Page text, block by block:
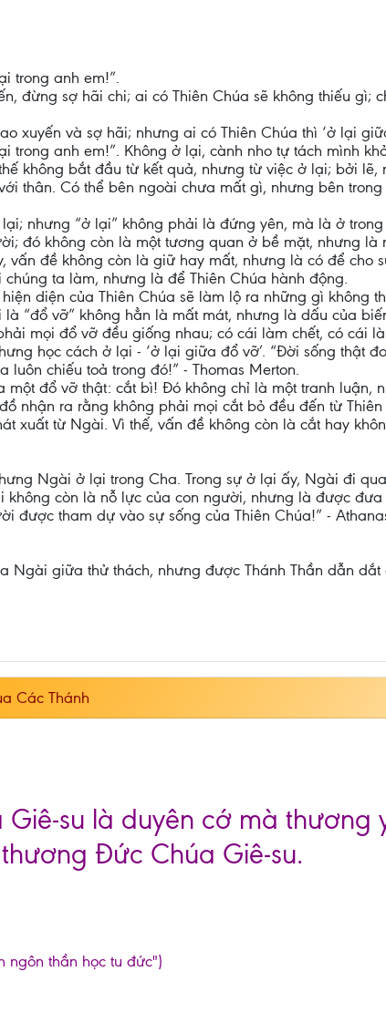
trong anh em!”.
đừng sợ hãi chi; ai có Thiên Chúa sẽ không thiếu gì;
xuyến và sợ hãi; nhưng ai có Thiên Chúa thì ‘ở lại
trong anh em!”. Không ở lại, cành nho tự tách mình
không bắt đầu từ kết quả, nhưng từ việc ở lại; bởi
thân. Có thể bên ngoài chưa mất gì, nhưng bên
nhưng “ở lại” không phải là đứng yên, mà là ở
đó không còn là một tương quan ở bề mặt, nhưng
vấn đề không còn là giữ hay mất, nhưng là có để cho
chúng ta làm, nhưng là để Thiên Chúa hành động.
diện của Thiên Chúa sẽ làm lộ ra những gì không
“đổ vỡ” không hẳn là mất mát, nhưng là dấu của
mọi đổ vỡ đều giống nhau; có cái làm chết, có cái
học cách ở lại - ‘ở lại giữa đổ vỡ’. “Đời sống thật
luôn chiếu toả trong đó!” - Thomas Merton.
một đổ vỡ thật: cắt bì! Đó không chỉ là một tranh luận,
nhận ra rằng không phải mọi cắt bỏ đều đến từ
xuất từ Ngài. Vì thế, vấn đề không còn là cắt hay
Ngài ở lại trong Cha. Trong sự ở lại ấy, Ngài đi
không còn là nỗ lực của con người, nhưng là được
được tham dự vào sự sống của Thiên Chúa!” -
Ngài giữa thử thách, nhưng được Thánh Thần dẫn dắt
Các Thánh
Giê-su là duyên cớ mà thương
Đức Chúa Giê-su.
ngôn thần học tu đức")